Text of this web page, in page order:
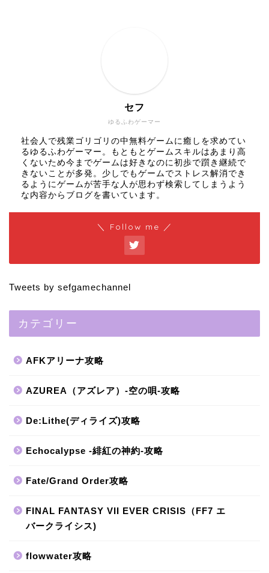
ゆるふわゲーマー
セフ
社会人で残業ゴリゴリの中無料ゲームに癒しを求めてい
るゆるふわゲーマー。もともとゲームスキルはあまり高
くないため今までゲームは好きなのに初歩で躓き継続で
きないことが多発。少しでもゲームでストレス解消でき
るようにゲームが苦手な人が思わず検索してしまうよう
な内容からブログを書いています。
＼ Follow me ／
Tweets by sefgamechannel
カテゴリー
AFKアリーナ攻略
AZUREA（アズレア）-空の唄-攻略
De:Lithe(ディライズ)攻略
Echocalypse -緋紅の神約-攻略
Fate/Grand Order攻略
FINAL FANTASY VII EVER CRISIS（FF7 エ
バークライシス)
flowwater攻略